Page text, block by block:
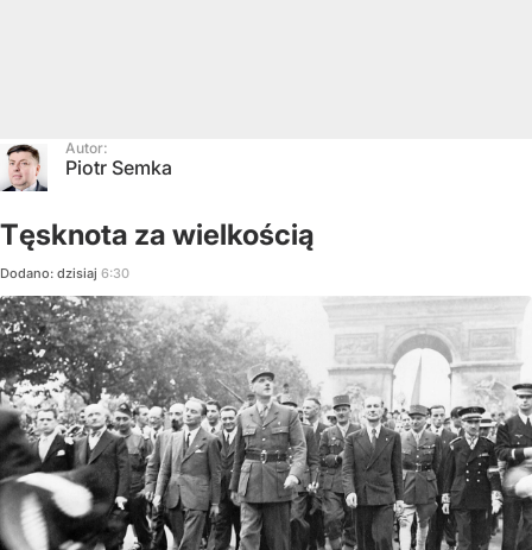
Autor:
Piotr Semka
Tęsknota za wielkością
Dodano: dzisiaj 6:30